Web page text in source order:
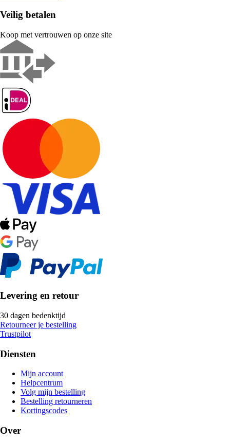
Veilig betalen
Koop met vertrouwen op onze site
Levering en retour
30 dagen bedenktijd
Retourneer je bestelling
Trustpilot
Diensten
Mijn account
Helpcentrum
Volg mijn bestelling
Bestelling retourneren
Kortingscodes
Over